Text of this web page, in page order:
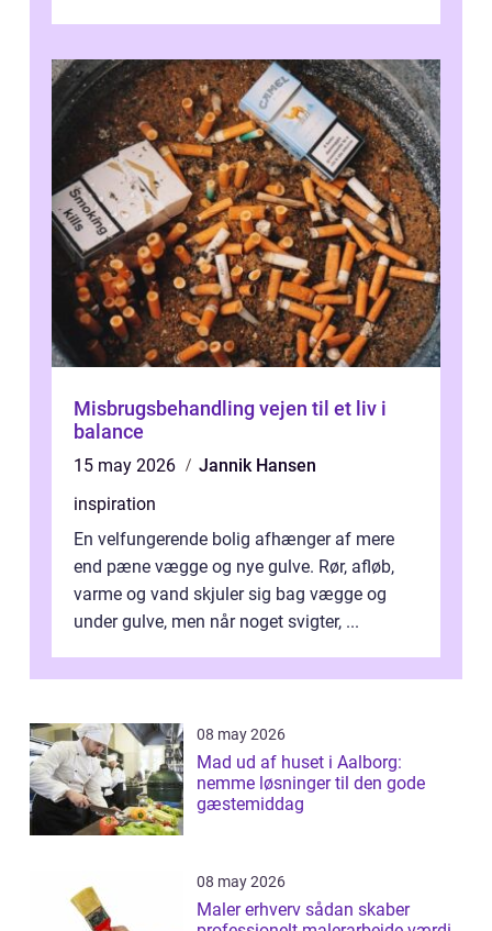
Misbrugsbehandling vejen til et liv i
balance
15 may 2026
Jannik Hansen
inspiration
En velfungerende bolig afhænger af mere
end pæne vægge og nye gulve. Rør, afløb,
varme og vand skjuler sig bag vægge og
under gulve, men når noget svigter, ...
08 may 2026
Mad ud af huset i Aalborg:
nemme løsninger til den gode
gæstemiddag
08 may 2026
Maler erhverv sådan skaber